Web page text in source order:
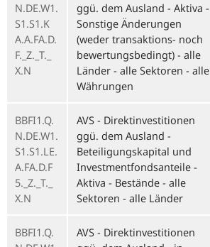
N.DE.W1.
S1.S1.K
A.A.FA.D.
F._Z._T._
X.N
ggü. dem Ausland - Aktiva -
Sonstige Änderungen
(weder transaktions- noch
bewertungsbedingt) - alle
Länder - alle Sektoren - alle
Währungen
BBFI1.Q.
N.DE.W1.
S1.S1.LE.
A.FA.D.F
5._Z._T._
X.N
AVS - Direktinvestitionen
ggü. dem Ausland -
Beteiligungskapital und
Investmentfondsanteile -
Aktiva - Bestände - alle
Sektoren - alle Länder
BBFI1.Q.
AVS - Direktinvestitionen